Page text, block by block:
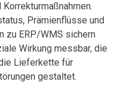
Prämienflüsse und
zu ERP/WMS sichern
Wirkung messbar, die
Lieferkette für
gestaltet.